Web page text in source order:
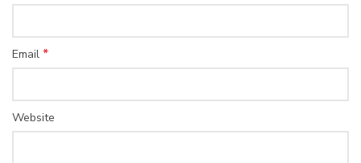
Email *
Website